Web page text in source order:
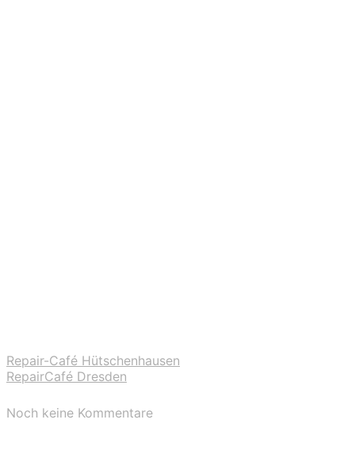
Repair-Café Hütschenhausen
RepairCafé Dresden
Noch keine Kommentare